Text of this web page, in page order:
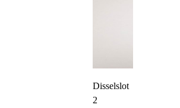
Disselslot
2